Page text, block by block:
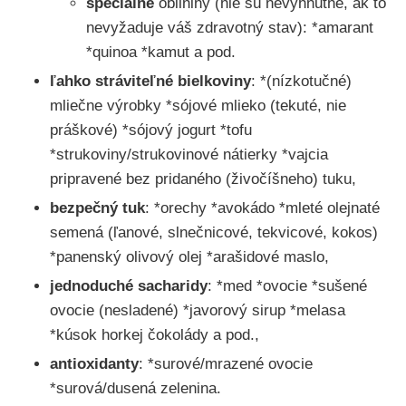
nevyžaduje váš zdravotný stav): *amarant
*quinoa *kamut a pod.
ľahko stráviteľné bielkoviny: *(nízkotučné)
mliečne výrobky *sójové mlieko (tekuté, nie
práškové) *sójový jogurt *tofu
*strukoviny/strukovinové nátierky *vajcia
pripravené bez pridaného (živočíšneho) tuku,
bezpečný tuk: *orechy *avokádo *mleté olejnaté
semená (ľanové, slnečnicové, tekvicové, kokos)
*panenský olivový olej *arašidové maslo,
jednoduché sacharidy: *med *ovocie *sušené
ovocie (nesladené) *javorový sirup *melasa
*kúsok horkej čokolády a pod.,
antioxidanty: *surové/mrazené ovocie
*surová/dusená zelenina.